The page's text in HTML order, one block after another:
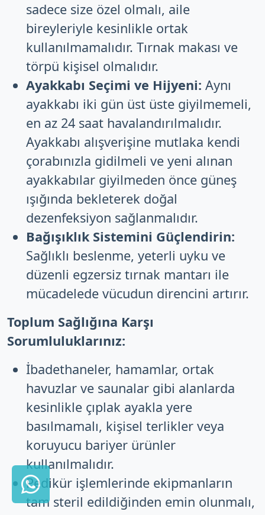
sadece size özel olmalı, aile
bireyleriyle kesinlikle ortak
kullanılmamalıdır. Tırnak makası ve
törpü kişisel olmalıdır.
Ayakkabı Seçimi ve Hijyeni: Aynı
ayakkabı iki gün üst üste giyilmemeli,
en az 24 saat havalandırılmalıdır.
Ayakkabı alışverişine mutlaka kendi
çorabınızla gidilmeli ve yeni alınan
ayakkabılar giyilmeden önce güneş
ışığında bekleterek doğal
dezenfeksiyon sağlanmalıdır.
Bağışıklık Sistemini Güçlendirin:
Sağlıklı beslenme, yeterli uyku ve
düzenli egzersiz tırnak mantarı ile
mücadelede vücudun direncini artırır.
Toplum Sağlığına Karşı
Sorumluluklarınız:
İbadethaneler, hamamlar, ortak
havuzlar ve saunalar gibi alanlarda
kesinlikle çıplak ayakla yere
basılmamalı, kişisel terlikler veya
koruyucu bariyer ürünler
kullanılmalıdır.
Pedikür işlemlerinde ekipmanların
tam steril edildiğinden emin olunmalı,